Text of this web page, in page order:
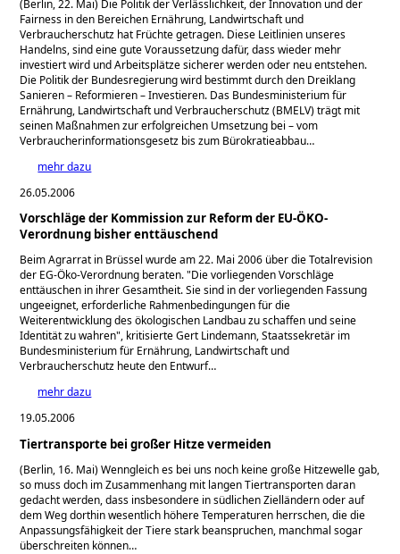
(Berlin, 22. Mai) Die Politik der Verlässlichkeit, der Innovation und der
Fairness in den Bereichen Ernährung, Landwirtschaft und
Verbraucherschutz hat Früchte getragen. Diese Leitlinien unseres
Handelns, sind eine gute Voraussetzung dafür, dass wieder mehr
investiert wird und Arbeitsplätze sicherer werden oder neu entstehen.
Die Politik der Bundesregierung wird bestimmt durch den Dreiklang
Sanieren – Reformieren – Investieren. Das Bundesministerium für
Ernährung, Landwirtschaft und Verbraucherschutz (BMELV) trägt mit
seinen Maßnahmen zur erfolgreichen Umsetzung bei – vom
Verbraucherinformationsgesetz bis zum Bürokratieabbau…
mehr dazu
26.05.2006
Vorschläge der Kommission zur Reform der EU-ÖKO-
Verordnung bisher enttäuschend
Beim Agrarrat in Brüssel wurde am 22. Mai 2006 über die Totalrevision
der EG-Öko-Verordnung beraten. Die vorliegenden Vorschläge
enttäuschen in ihrer Gesamtheit. Sie sind in der vorliegenden Fassung
ungeeignet, erforderliche Rahmenbedingungen für die
Weiterentwicklung des ökologischen Landbau zu schaffen und seine
Identität zu wahren , kritisierte Gert Lindemann, Staatssekretär im
Bundesministerium für Ernährung, Landwirtschaft und
Verbraucherschutz heute den Entwurf…
mehr dazu
19.05.2006
Tiertransporte bei großer Hitze vermeiden
(Berlin, 16. Mai) Wenngleich es bei uns noch keine große Hitzewelle gab,
so muss doch im Zusammenhang mit langen Tiertransporten daran
gedacht werden, dass insbesondere in südlichen Zielländern oder auf
dem Weg dorthin wesentlich höhere Temperaturen herrschen, die die
Anpassungsfähigkeit der Tiere stark beanspruchen, manchmal sogar
überschreiten können…